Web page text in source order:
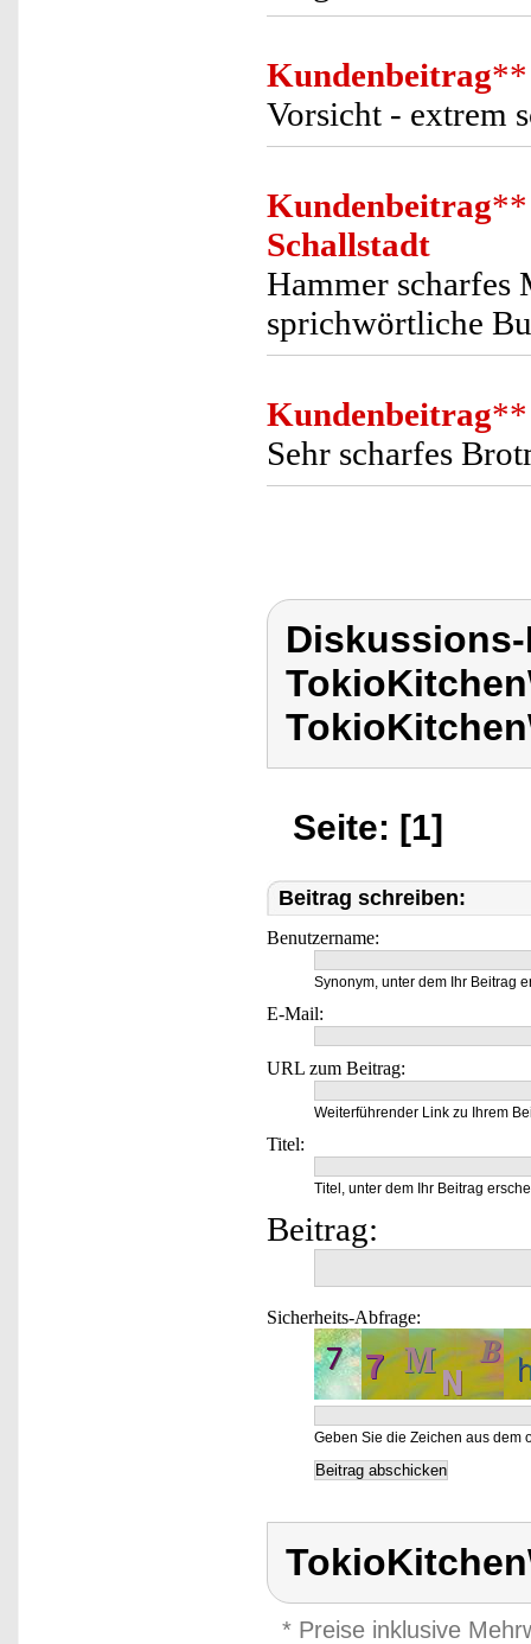
Kundenbeitrag**
Vorsicht - extrem
Kundenbeitrag**
Schallstadt
Hammer scharfes
sprichwörtliche
Kundenbeitrag**
Sehr scharfes
Seite: [1]
Beitrag schreiben:
Benutzername:
Synonym, unter dem Ihr Beitrag
E-Mail:
URL zum Beitrag:
Weiterführender Link zu Ihrem
Titel:
Titel, unter dem Ihr Beitrag
Beitrag:
Sicherheits-Abfrage:
Geben Sie die Zeichen aus dem
* Preise inklusive